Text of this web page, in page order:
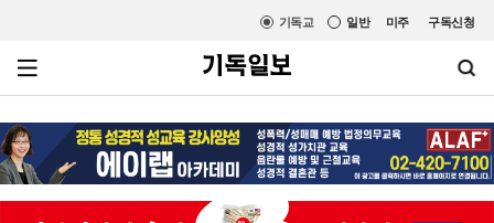
미주 구독신청
일반
기독교